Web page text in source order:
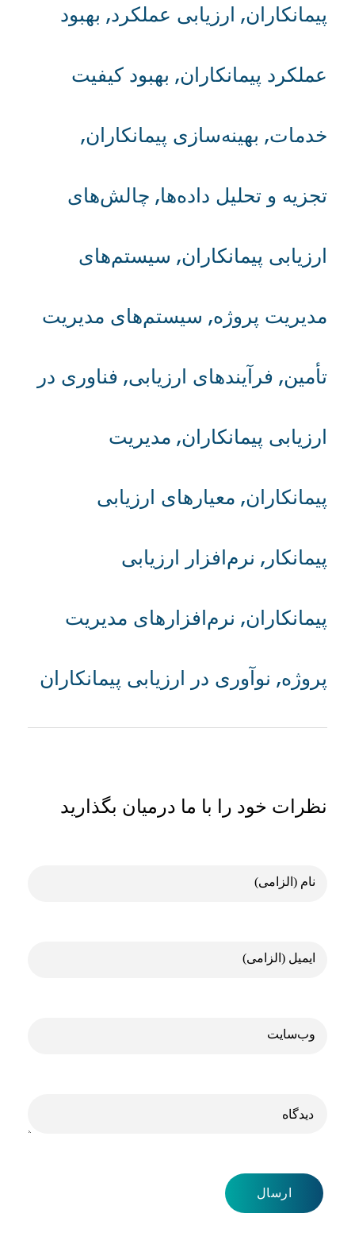
پیمانکاران, ارزیابی عملکرد, بهبود
عملکرد پیمانکاران, بهبود کیفیت
خدمات, بهینه‌سازی پیمانکاران,
تجزیه و تحلیل داده‌ها, چالش‌های
ارزیابی پیمانکاران, سیستم‌های
مدیریت پروژه, سیستم‌های مدیریت
تأمین, فرآیندهای ارزیابی, فناوری در
ارزیابی پیمانکاران, مدیریت
پیمانکاران, معیارهای ارزیابی
پیمانکار , نرم‌افزار ارزیابی
پیمانکاران, نرم‌افزارهای مدیریت
پروژه, نوآوری در ارزیابی پیمانکاران
نظرات خود را با ما درمیان بگذارید